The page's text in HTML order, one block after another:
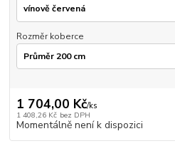
Rozměr koberce
1 704,00 Kč/ks
1 408,26 Kč bez DPH
Momentálně není k dispozici